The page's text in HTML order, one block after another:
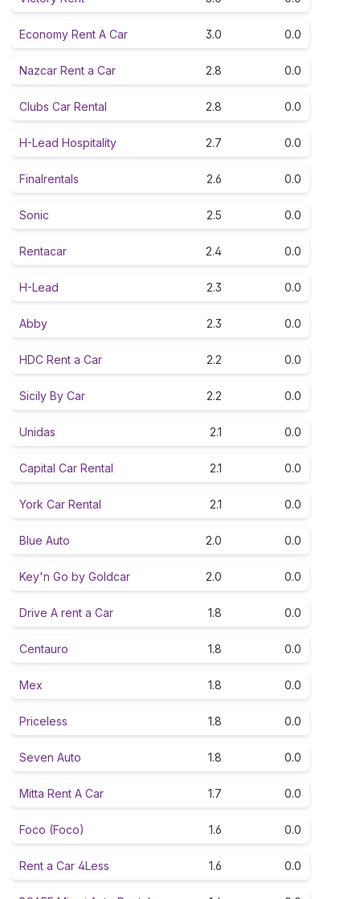
Economy Rent A Car 3.0 0.0
Nazcar Rent a Car 2.8 0.0
Clubs Car Rental 2.8 0.0
H-Lead Hospitality 2.7 0.0
Finalrentals 2.6 0.0
Sonic 2.5 0.0
Rentacar 2.4 0.0
H-Lead 2.3 0.0
Abby 2.3 0.0
HDC Rent a Car 2.2 0.0
Sicily By Car 2.2 0.0
Unidas 2.1 0.0
Capital Car Rental 2.1 0.0
York Car Rental 2.1 0.0
Blue Auto 2.0 0.0
Key'n Go by Goldcar 2.0 0.0
Drive A rent a Car 1.8 0.0
Centauro 1.8 0.0
Mex 1.8 0.0
Priceless 1.8 0.0
Seven Auto 1.8 0.0
Mitta Rent A Car 1.7 0.0
Foco (Foco) 1.6 0.0
Rent a Car 4Less 1.6 0.0